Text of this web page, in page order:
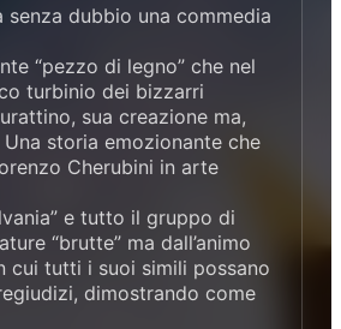
dubbio una commedia
“pezzo di legno” che nel
turbinio dei bizzarri
sua creazione ma,
storia emozionante che
Cherubini in arte
e tutto il gruppo di
“brutte” ma dall’animo
cui tutti i suoi simili possano
dimostrando come